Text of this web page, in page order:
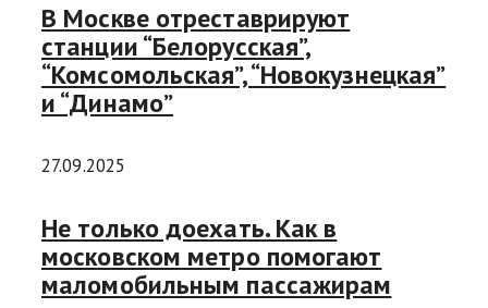
В Москве отреставрируют
станции “Белорусская”,
“Комсомольская”, “Новокузнецкая”
и “Динамо”
27.09.2025
Не только доехать. Как в
московском метро помогают
маломобильным пассажирам